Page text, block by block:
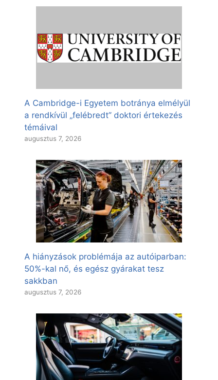
A Cambridge-i Egyetem botránya elmélyül
a rendkívül „felébredt” doktori értekezés
témáival
augusztus 7, 2026
A hiányzások problémája az autóiparban:
50%-kal nő, és egész gyárakat tesz
sakkban
augusztus 7, 2026